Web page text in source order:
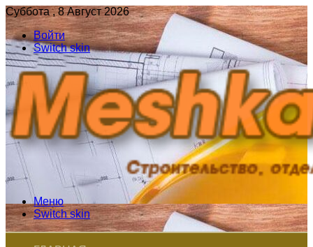
Суббота , 8 Август 2026
Войти
Switch skin
Меню
Switch skin